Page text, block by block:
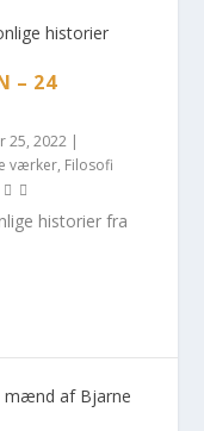
– 24
25, 2022 |
værker, Filosofi
historier fra